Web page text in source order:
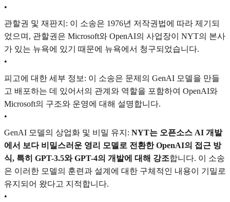
•
관할권 및 재판지: 이 소송은 1976년 저작권법에 따라 제기되
었으며, 관할권은 Microsoft와 OpenAI의 사업장이 NYT의 본사
가 있는 뉴욕에 있기 때문에 뉴욕에서 청구되었습니다.
•
피고에 대한 세부 정보: 이 소송은 문제의 GenAI 모델을 만들
고 배포하는 데 있어서의 관계와 역할을 포함하여 OpenAI와
Microsoft의 구조와 운영에 대해 설명합니다.
•
GenAI 모델의 상업화 및 비밀 유지: NYT는 오픈소스 AI 개발
에서 보다 비밀스러운 영리 모델로 전환한 OpenAI의 접근 방
식, 특히 GPT-3.5와 GPT-4의 개발에 대해 강조합니다. 이 소송
은 이러한 모델의 훈련과 설계에 대한 구체적인 내용이 기밀로
유지되어 왔다고 지적합니다.
•